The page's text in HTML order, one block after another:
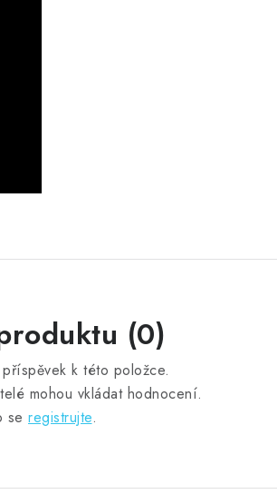
(0)
k této položce.
mohou vkládat hodnocení.
se registrujte.